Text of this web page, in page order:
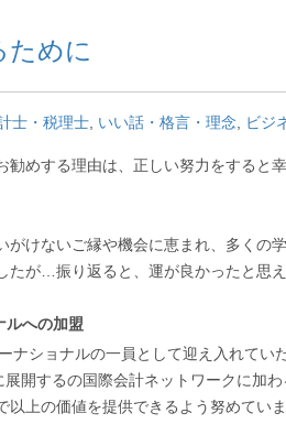
ために
士・税理士 いい話・格言・理念 ビジ
勧めする理由は、正しい努力をすると
がけないご縁や機会に恵まれ、多くの
たが…振り返ると、運が良かったと思
ルへの加盟
ナショナルの一員として迎え入れてい
開するの国際会計ネットワークに加わ
上の価値を提供できるよう努めていま